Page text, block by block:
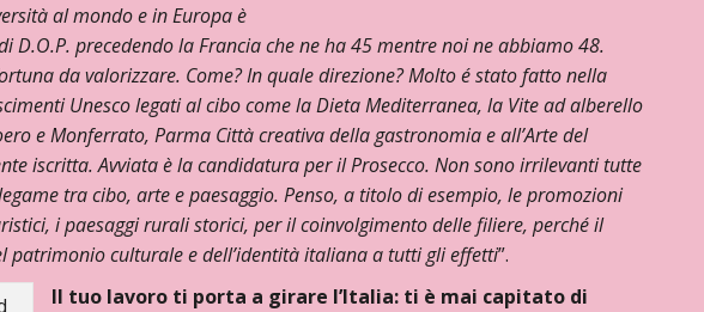
al mondo e in Europa è
D.O.P. precedendo la Francia che ne ha 45 mentre noi ne abbiamo 48.
da valorizzare. Come? In quale direzione? Molto é stato fatto nella
Unesco legati al cibo come la Dieta Mediterranea, la Vite ad alberello
e Monferrato, Parma Città creativa della gastronomia e all’Arte del
iscritta. Avviata è la candidatura per il Prosecco. Non sono irrilevanti tutte
tra cibo, arte e paesaggio. Penso, a titolo di esempio, le promozioni
i paesaggi rurali storici, per il coinvolgimento delle filiere, perché il
culturale e dell’identità italiana a tutti gli effetti”.
Il tuo lavoro ti porta a girare l’Italia: ti è mai capitato di